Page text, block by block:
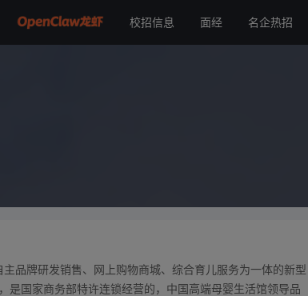
校招信息 面经 名企热招
品牌研发销售、网上购物商城、综合育儿服务为一体的新型
是国家商务部特许连锁经营的，中国高端母婴生活馆领导品